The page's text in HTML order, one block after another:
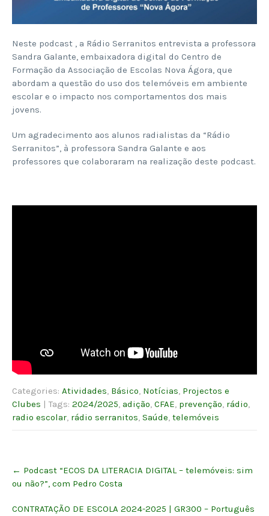
Neste podcast , a Rádio Serranitos entrevista a professora
Sandra Galante, embaixadora digital do Centro de
Formação da Associação de Escolas Nova Ágora, que
abordam a questão do uso dos telemóveis em ambiente
escolar e o impacto nos comportamentos dos mais
jovens.
Um agradecimento aos alunos radialistas da “Rádio
Serranitos”, à professora Sandra Galante e aos
professores que colaboraram na realização deste podcast.
Categories: Atividades, Básico, Notícias, Projectos e
Clubes | Tags: 2024/2025, adição, CFAE, prevenção, rádio,
radio escolar, rádio serranitos, Saúde, telemóveis
navigation
← Podcast “ECOS DA LITERACIA DIGITAL – telemóveis: sim
ou não?”, com Pedro Costa
CONTRATAÇÃO DE ESCOLA 2024-2025 | GR300 – Português